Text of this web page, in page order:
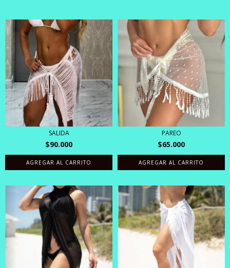
SALIDA
$90.000
AGREGAR AL CARRITO
PAREO
$65.000